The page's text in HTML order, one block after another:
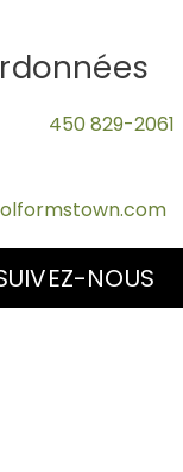
450 829-2061
NOUS